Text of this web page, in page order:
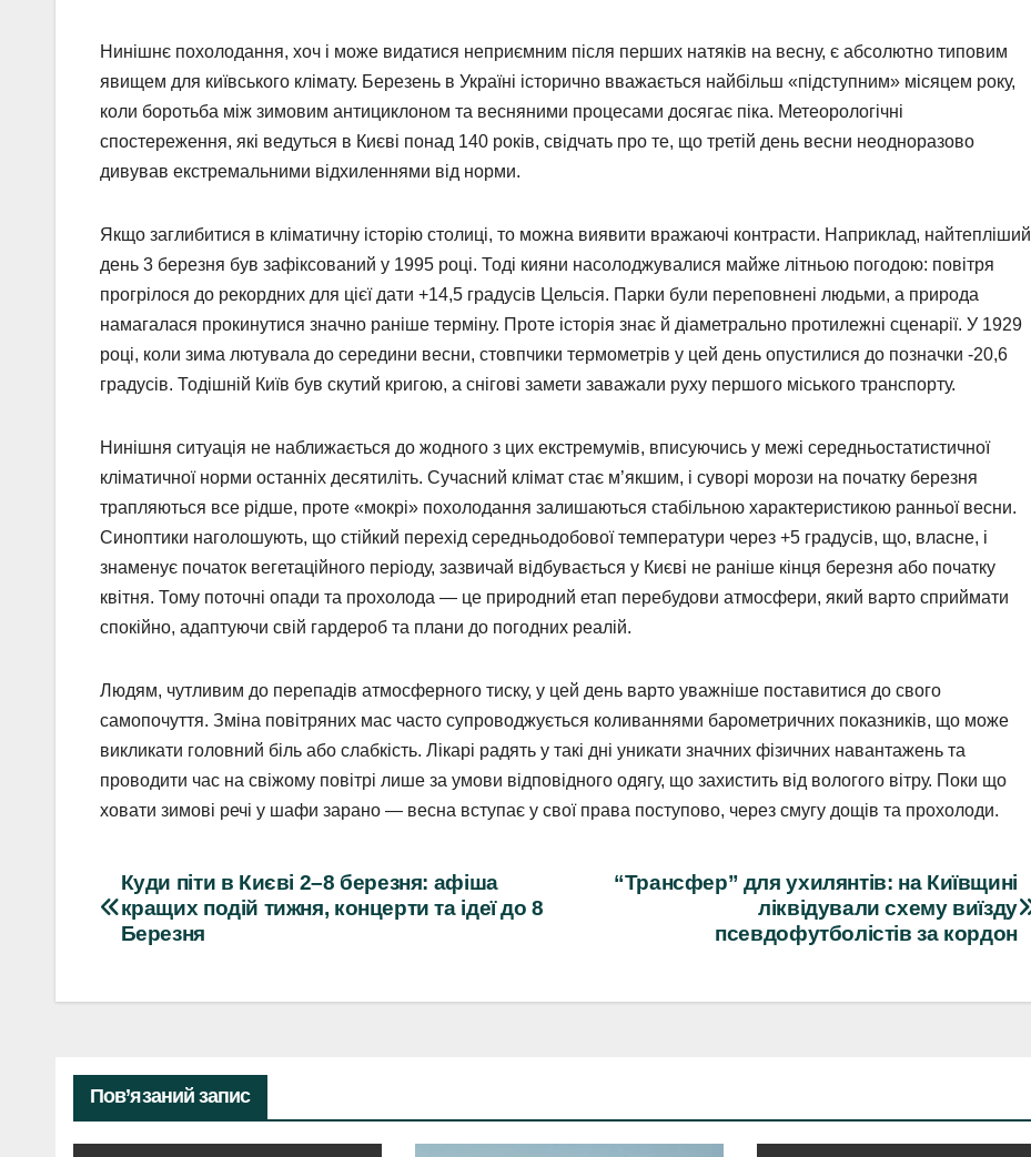
Нинішнє похолодання, хоч і може видатися неприємним після перших натяків на весну, є абсолютно типовим
явищем для київського клімату. Березень в Україні історично вважається найбільш «підступним» місяцем року,
коли боротьба між зимовим антициклоном та весняними процесами досягає піка. Метеорологічні
спостереження, які ведуться в Києві понад 140 років, свідчать про те, що третій день весни неодноразово
дивував екстремальними відхиленнями від норми.
Якщо заглибитися в кліматичну історію столиці, то можна виявити вражаючі контрасти. Наприклад, найтепліший
день 3 березня був зафіксований у 1995 році. Тоді кияни насолоджувалися майже літньою погодою: повітря
прогрілося до рекордних для цієї дати +14,5 градусів Цельсія. Парки були переповнені людьми, а природа
намагалася прокинутися значно раніше терміну. Проте історія знає й діаметрально протилежні сценарії. У 1929
році, коли зима лютувала до середини весни, стовпчики термометрів у цей день опустилися до позначки -20,6
градусів. Тодішній Київ був скутий кригою, а снігові замети заважали руху першого міського транспорту.
Нинішня ситуація не наближається до жодного з цих екстремумів, вписуючись у межі середньостатистичної
кліматичної норми останніх десятиліть. Сучасний клімат стає м’якшим, і суворі морози на початку березня
трапляються все рідше, проте «мокрі» похолодання залишаються стабільною характеристикою ранньої весни.
Синоптики наголошують, що стійкий перехід середньодобової температури через +5 градусів, що, власне, і
знаменує початок вегетаційного періоду, зазвичай відбувається у Києві не раніше кінця березня або початку
квітня. Тому поточні опади та прохолода — це природний етап перебудови атмосфери, який варто сприймати
спокійно, адаптуючи свій гардероб та плани до погодних реалій.
Людям, чутливим до перепадів атмосферного тиску, у цей день варто уважніше поставитися до свого
самопочуття. Зміна повітряних мас часто супроводжується коливаннями барометричних показників, що може
викликати головний біль або слабкість. Лікарі радять у такі дні уникати значних фізичних навантажень та
проводити час на свіжому повітрі лише за умови відповідного одягу, що захистить від вологого вітру. Поки що
ховати зимові речі у шафи зарано — весна вступає у свої права поступово, через смугу дощів та прохолоди.
Навігація
записів
“Трансфер” для ухилянтів: на Київщині
ліквідували схему виїзду
псевдофутболістів за кордон
Куди піти в Києві 2–8 березня: афіша
кращих подій тижня, концерти та ідеї до 8
Березня
Пов’язаний запис